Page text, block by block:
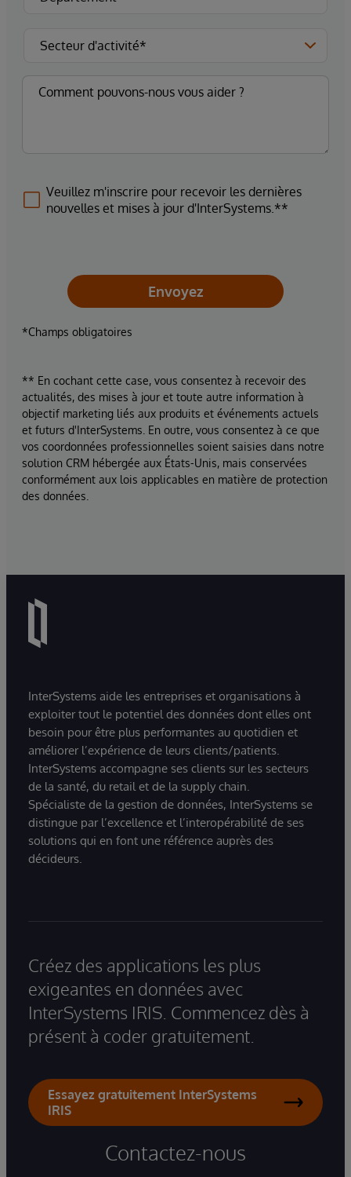
Veuillez m'inscrire pour recevoir les dernières
nouvelles et mises à jour d'InterSystems.**
Envoyez
*Champs obligatoires
** En cochant cette case, vous consentez à recevoir des
actualités, des mises à jour et toute autre information à
objectif marketing liés aux produits et événements actuels
et futurs d'InterSystems. En outre, vous consentez à ce que
vos coordonnées professionnelles soient saisies dans notre
solution CRM hébergée aux États-Unis, mais conservées
conformément aux lois applicables en matière de protection
des données.
InterSystems aide les entreprises et organisations à
exploiter tout le potentiel des données dont elles ont
besoin pour être plus performantes au quotidien et
améliorer l’expérience de leurs clients/patients.
InterSystems accompagne ses clients sur les secteurs
de la santé, du retail et de la supply chain.
Spécialiste de la gestion de données, InterSystems se
distingue par l’excellence et l’interopérabilité de ses
solutions qui en font une référence auprès des
décideurs.
Créez des applications les plus
exigeantes en données avec
InterSystems IRIS. Commencez dès à
présent à coder gratuitement.
Essayez gratuitement InterSystems
IRIS
Contactez-nous